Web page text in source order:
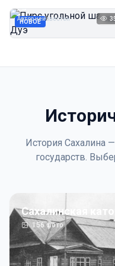
НОВОЕ
Автор неизвестен
История Сахалина
государств.
Сахалинская
156фото